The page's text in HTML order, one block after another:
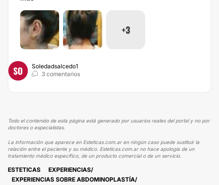
+3
SO
Soledadsalcedo1
3 comentarios
Todo el contenido de esta página está generado por usuarios reales del portal y no por
doctores o especialistas.
La información que aparece en Esteticas.com.ar en ningún caso puede sustituir la
relación entre el paciente y su médico. Esteticas.com.ar no hace apología de un
tratamiento médico específico, de un producto comercial o de un servicio.
ESTETICAS
EXPERIENCIAS
EXPERIENCIAS SOBRE ABDOMINOPLASTÍA